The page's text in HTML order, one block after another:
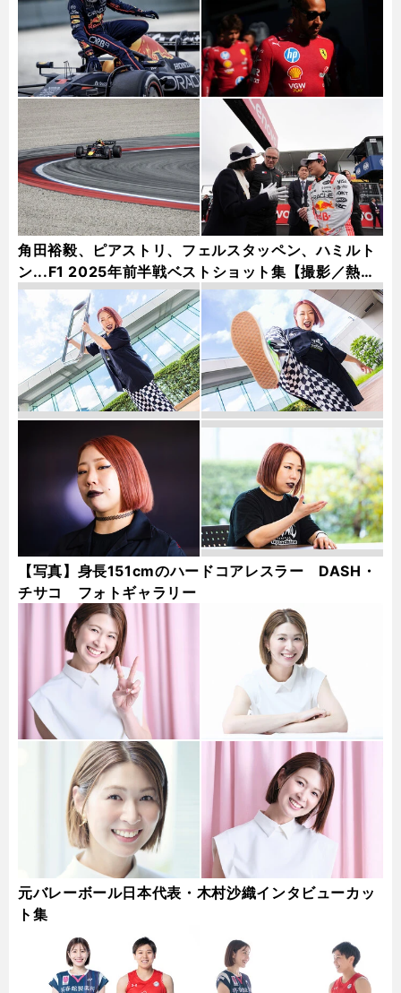
角田裕毅、ピアストリ、フェルスタッペン、ハミルト
ン...F1 2025年前半戦ベストショット集【撮影／熱田
護＆桜井淳雄】
【写真】身長151cmのハードコアレスラー DASH・
チサコ フォトギャラリー
元バレーボール日本代表・木村沙織インタビューカッ
ト集